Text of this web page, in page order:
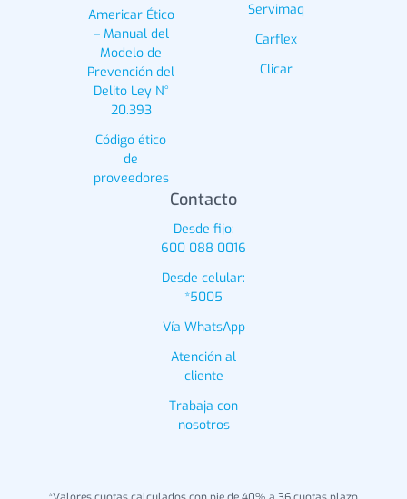
Americar Ético
– Manual del
Modelo de
Prevención del
Delito Ley N°
20.393
Código ético
de
proveedores
Servimaq
Carflex
Clicar
Contacto
Desde fijo:
600 088 0016
Desde celular:
*5005
Vía WhatsApp
Atención al
cliente
Trabaja con
nosotros